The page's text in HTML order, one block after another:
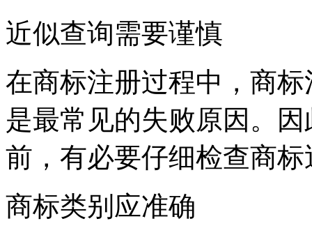
近似查询需要谨慎
在商标注册过程中，商
是最常见的失败原因。
前，有必要仔细检查商标
商标类别应准确